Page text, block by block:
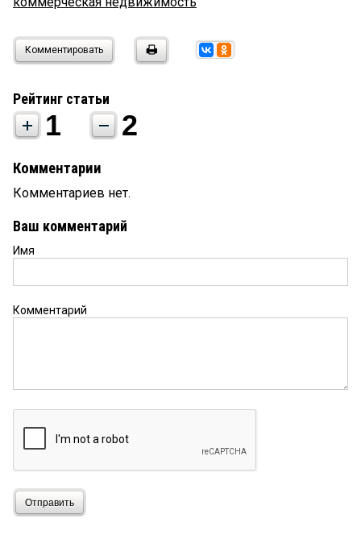
Комментировать
Рейтинг статьи
1 2
Комментарии
Комментариев нет.
Ваш комментарий
Имя
Комментарий
Отправить